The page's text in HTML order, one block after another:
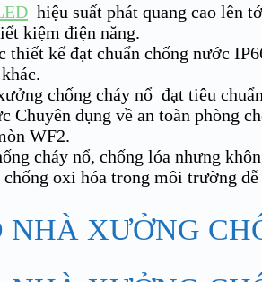
hiệu suất phát quang cao lên
kiệm điện năng.
thiết kế đạt chuẩn chống nước
chống cháy nổ đạt tiêu
Chuyên dụng về an toàn
WF2.
cháy nổ, chống lóa nhưng
chống oxi hóa trong môi trường